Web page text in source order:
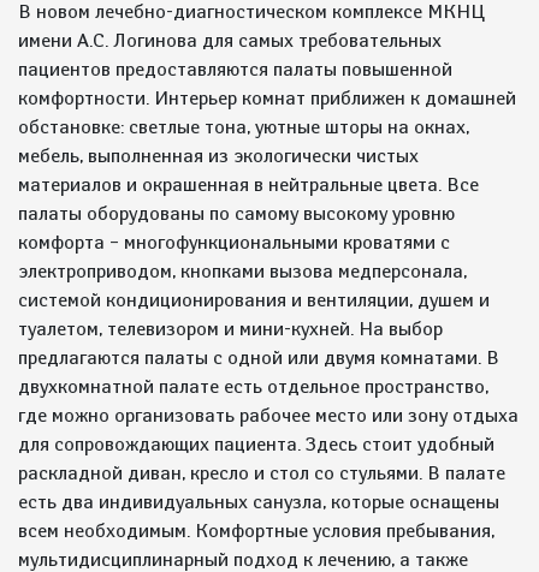
В новом лечебно-диагностическом комплексе МКНЦ
имени А.С. Логинова для самых требовательных
пациентов предоставляются палаты повышенной
комфортности. Интерьер комнат приближен к домашней
обстановке: светлые тона, уютные шторы на окнах,
мебель, выполненная из экологически чистых
материалов и окрашенная в нейтральные цвета. Все
палаты оборудованы по самому высокому уровню
комфорта – многофункциональными кроватями с
электроприводом, кнопками вызова медперсонала,
системой кондиционирования и вентиляции, душем и
туалетом, телевизором и мини-кухней. На выбор
предлагаются палаты с одной или двумя комнатами. В
двухкомнатной палате есть отдельное пространство,
где можно организовать рабочее место или зону отдыха
для сопровождающих пациента. Здесь стоит удобный
раскладной диван, кресло и стол со стульями. В палате
есть два индивидуальных санузла, которые оснащены
всем необходимым. Комфортные условия пребывания,
мультидисциплинарный подход к лечению, а также